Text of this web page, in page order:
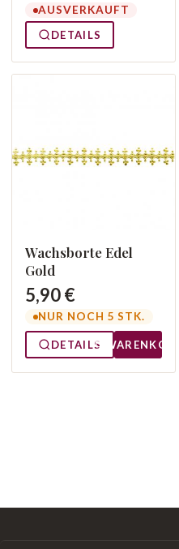
AUSVERKAUFT
DETAILS
Wachsborte Edel
Gold
5,90 €
NUR NOCH 5 STK.
DETAILS WARENKORB